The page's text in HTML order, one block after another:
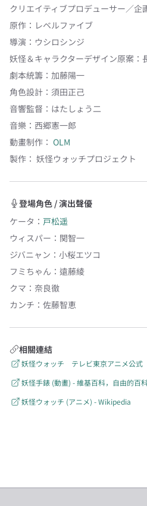
クリエイティブプロデューサー／企
原作 ： レベルファイブ
導演 ： ウシロシンジ
妖怪＆キャラクターデザイン原案 ：
劇本統籌 ： 加藤陽一
角色設計 ： 須田正己
音響監督 ： はたしょう二
音樂 ： 西郷憲一郎
動畫制作： OLM
製作： 妖怪ウォッチプロジェクト
登場角色 / 演出聲優
ケータ ： 戸松遥
ウィスパー ： 関智一
ジバニャン ： 小桜エツコ
フミちゃん ： 遠藤綾
クマ ： 奈良徹
カンチ ： 佐藤智恵
相關連結
妖怪ウォッチ テレビ東京アニメ公式
妖怪手錶 (動畫) - 維基百科，自由的百
妖怪ウォッチ (アニメ) - Wikipedia